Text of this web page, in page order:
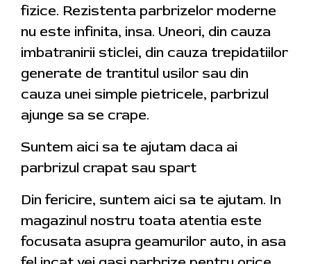
fizice. Rezistenta parbrizelor moderne
nu este infinita, insa. Uneori, din cauza
imbatranirii sticlei, din cauza trepidatiilor
generate de trantitul usilor sau din
cauza unei simple pietricele, parbrizul
ajunge sa se crape.
Suntem aici sa te ajutam daca ai
parbrizul crapat sau spart
Din fericire, suntem aici sa te ajutam. In
magazinul nostru toata atentia este
focusata asupra geamurilor auto, in asa